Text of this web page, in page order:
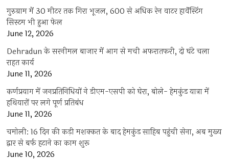
गुरुग्राम में 30 मीटर तक गिरा भूजल, 600 से अधिक रेन वाटर हार्वेस्टिंग
सिस्टम भी हुआ फेल
June 12, 2026
Dehradun के सरनीमल बाजार में आग से मची अफरातफरी, दो घंटे चला
राहत कार्य
June 11, 2026
कर्णप्रयाग में जनप्रतिनिधियों ने डीएम-एसपी को घेरा, बोले- हेमकुंड यात्रा में
हथियारों पर लगे पूर्ण प्रतिबंध
June 11, 2026
चमोली: 16 दिन की कड़ी मशक्कत के बाद हेमकुंड साहिब पहुंची सेना, अब मुख्य
द्वार से बर्फ हटाने का काम शुरू
June 10, 2026